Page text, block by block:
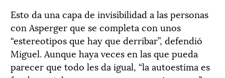
Esto da una capa de invisibilidad a las personas
con Asperger que se completa con unos
“estereotipos que hay que derribar”, defendió
Miguel. Aunque haya veces en las que pueda
parecer que todo les da igual, “la autoestima es